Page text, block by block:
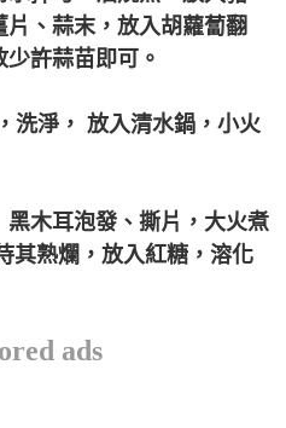
、蒜末，放入胡蘿蔔翻
許蒜苗即可。
洗淨， 放入清水鍋，小火
黑木耳泡發、撕片，大火煮
其熟爛，放入紅糖，溶化
ads